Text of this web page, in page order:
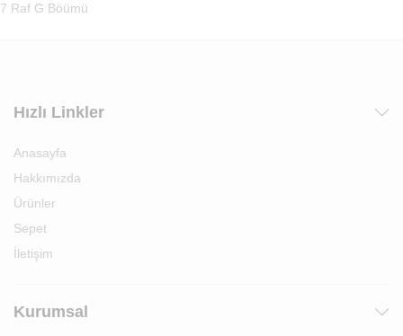
7 Raf G Böümü
Hızlı Linkler
Anasayfa
Hakkımızda
Ürünler
Sepet
İletişim
Kurumsal